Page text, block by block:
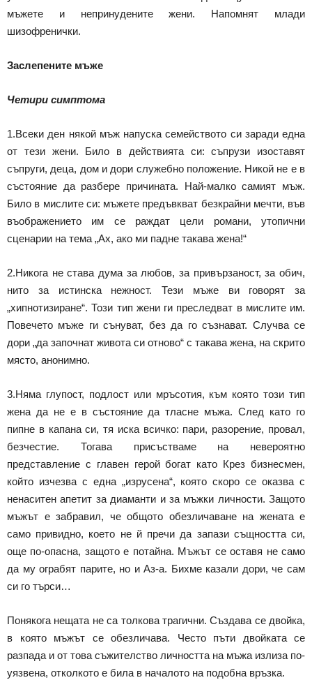
мъжете и непринудените жени. Напомнят млади
шизофренички.
Заслепените мъже
Четири симптома
1.Всеки ден някой мъж напуска семейството си заради една
от тези жени. Било в действията си: съпрузи изоставят
съпруги, деца, дом и дори служебно положение. Никой не е в
състояние да разбере причината. Най-малко самият мъж.
Било в мислите си: мъжете предъвкват безкрайни мечти, във
въображението им се раждат цели романи, утопични
сценарии на тема „Ах, ако ми падне такава жена!“
2.Никога не става дума за любов, за привързаност, за обич,
нито за истинска нежност. Тези мъже ви говорят за
„хипнотизиране“. Този тип жени ги преследват в мислите им.
Повечето мъже ги сънуват, без да го съзнават. Случва се
дори „да започнат живота си отново“ с такава жена, на скрито
място, анонимно.
3.Няма глупост, подлост или мръсотия, към която този тип
жена да не е в състояние да тласне мъжа. След като го
пипне в капана си, тя иска всичко: пари, разорение, провал,
безчестие. Тогава присъстваме на невероятно
представление с главен герой богат като Крез бизнесмен,
който изчезва с една „изрусена“, която скоро се оказва с
ненаситен апетит за диаманти и за мъжки личности. Защото
мъжът е забравил, че общото обезличаване на жената е
само привидно, което не й пречи да запази същността си,
още по-опасна, защото е потайна. Мъжът се оставя не само
да му ограбят парите, но и Аз-а. Бихме казали дори, че сам
си го търси…
Понякога нещата не са толкова трагични. Създава се двойка,
в която мъжът се обезличава. Често пъти двойката се
разпада и от това съжителство личността на мъжа излиза по-
уязвена, отколкото е била в началото на подобна връзка.